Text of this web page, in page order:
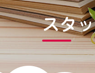
スタ